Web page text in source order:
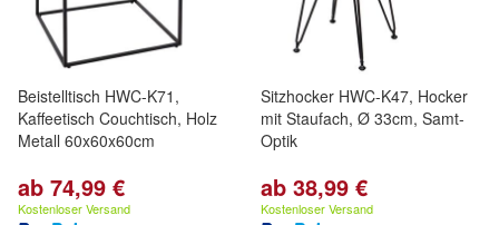
Beistelltisch HWC-K71,
Kaffeetisch Couchtisch, Holz
Metall 60x60x60cm
ab 74,99 €
Kostenloser Versand
Sitzhocker HWC-K47, Hocker
mit Staufach, Ø 33cm, Samt-
Optik
ab 38,99 €
Kostenloser Versand